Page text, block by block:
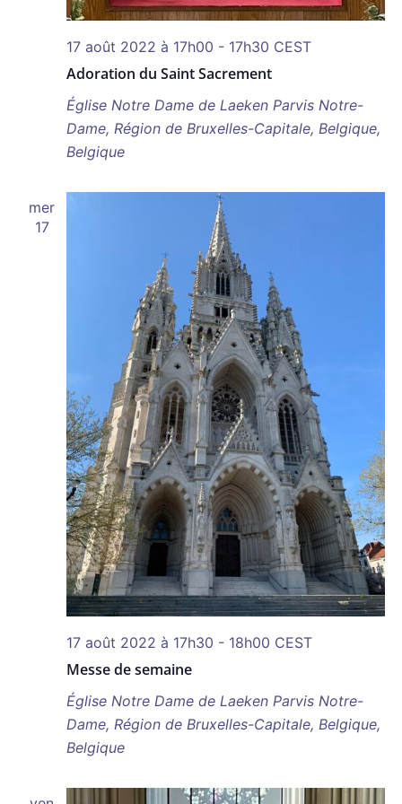
Adoration du Saint Sacrement
17 août 2022 à 17h00 - 17h30 CEST
Église Notre Dame de Laeken Parvis Notre-
Dame, Région de Bruxelles-Capitale, Belgique,
Belgique
mer
17
Messe de semaine
17 août 2022 à 17h30 - 18h00 CEST
Église Notre Dame de Laeken Parvis Notre-
Dame, Région de Bruxelles-Capitale, Belgique,
Belgique